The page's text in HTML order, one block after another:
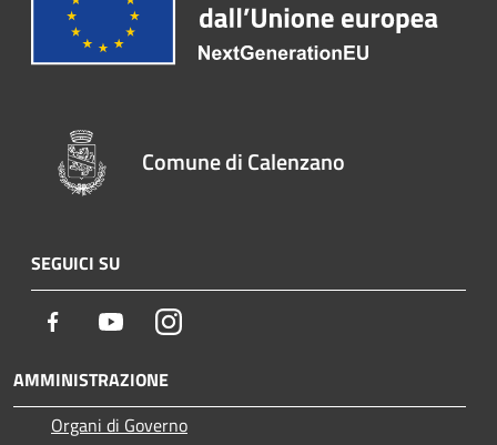
Comune di Calenzano
SEGUICI SU
Facebook YoutubeInstagram
AMMINISTRAZIONE
Organi di Governo